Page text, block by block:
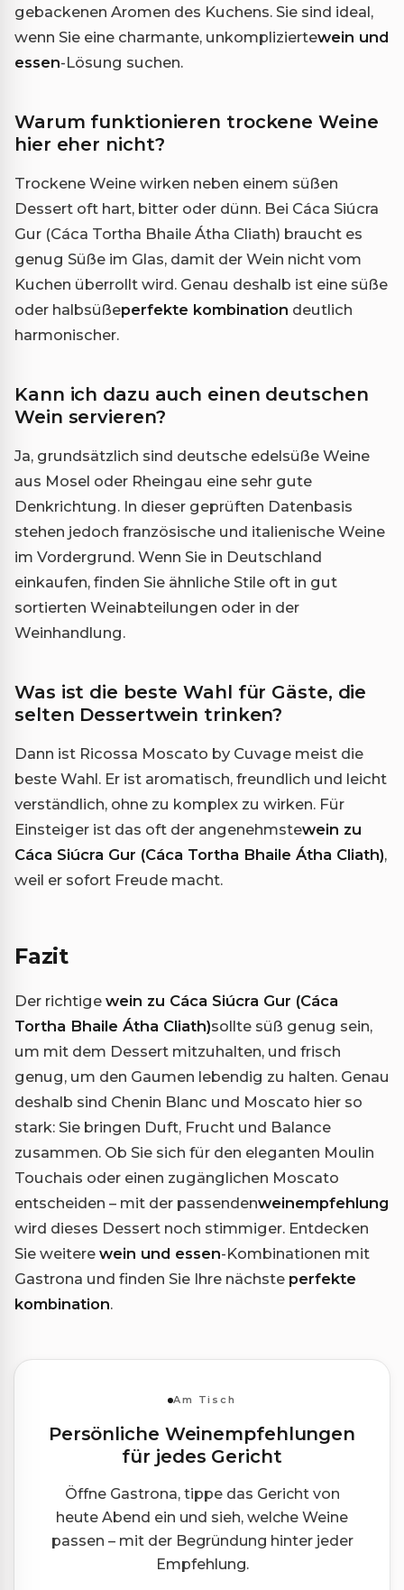
gebackenen Aromen des Kuchens. Sie sind ideal,
wenn Sie eine charmante, unkompliziertewein und
essen-Lösung suchen.
Warum funktionieren trockene Weine
hier eher nicht?
Trockene Weine wirken neben einem süßen
Dessert oft hart, bitter oder dünn. Bei Cáca Siúcra
Gur (Cáca Tortha Bhaile Átha Cliath) braucht es
genug Süße im Glas, damit der Wein nicht vom
Kuchen überrollt wird. Genau deshalb ist eine süße
oder halbsüßeperfekte kombination deutlich
harmonischer.
Kann ich dazu auch einen deutschen
Wein servieren?
Ja, grundsätzlich sind deutsche edelsüße Weine
aus Mosel oder Rheingau eine sehr gute
Denkrichtung. In dieser geprüften Datenbasis
stehen jedoch französische und italienische Weine
im Vordergrund. Wenn Sie in Deutschland
einkaufen, finden Sie ähnliche Stile oft in gut
sortierten Weinabteilungen oder in der
Weinhandlung.
Was ist die beste Wahl für Gäste, die
selten Dessertwein trinken?
Dann ist Ricossa Moscato by Cuvage meist die
beste Wahl. Er ist aromatisch, freundlich und leicht
verständlich, ohne zu komplex zu wirken. Für
Einsteiger ist das oft der angenehmstewein zu
Cáca Siúcra Gur (Cáca Tortha Bhaile Átha Cliath),
weil er sofort Freude macht.
Fazit
Der richtige wein zu Cáca Siúcra Gur (Cáca
Tortha Bhaile Átha Cliath)sollte süß genug sein,
um mit dem Dessert mitzuhalten, und frisch
genug, um den Gaumen lebendig zu halten. Genau
deshalb sind Chenin Blanc und Moscato hier so
stark: Sie bringen Duft, Frucht und Balance
zusammen. Ob Sie sich für den eleganten Moulin
Touchais oder einen zugänglichen Moscato
entscheiden – mit der passendenweinempfehlung
wird dieses Dessert noch stimmiger. Entdecken
Sie weitere wein und essen-Kombinationen mit
Gastrona und finden Sie Ihre nächste perfekte
kombination.
Am Tisch
Persönliche Weinempfehlungen
für jedes Gericht
Öffne Gastrona, tippe das Gericht von
heute Abend ein und sieh, welche Weine
passen – mit der Begründung hinter jeder
Empfehlung.